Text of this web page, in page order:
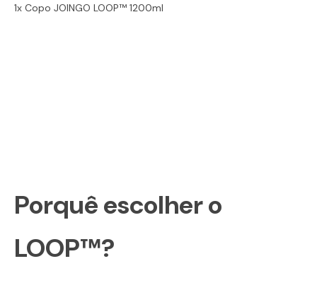
1x Copo JOINGO LOOP™ 1200ml
Porquê escolher o
LOOP™?